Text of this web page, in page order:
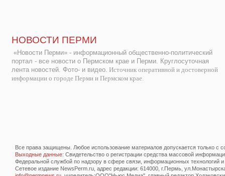
НОВОСТИ ПЕРМИ
«Новости Перми» - информационный общественно-политический
портал - все новости о Пермском крае и Перми. Круглосуточная
лента новостей. Фото- и видео. Источник оперативной и достоверной
информации о городе Перми и Пермском крае.
Все права защищены. Любое использование материалов допускается только с
Выходные данные: Свидетельство о регистрации средства массовой
Федеральной службой по надзору в сфере связи, информационных технологий
Сетевое издание NewsPerm.ru, адрес редакции: 614000, г.Пермь,